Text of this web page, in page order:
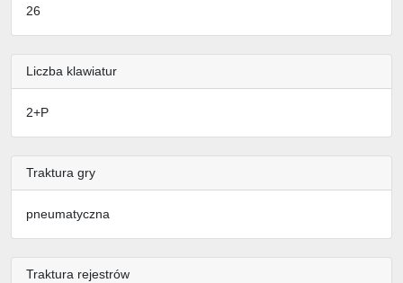
26
Liczba klawiatur
2+P
Traktura gry
pneumatyczna
Traktura rejestrów